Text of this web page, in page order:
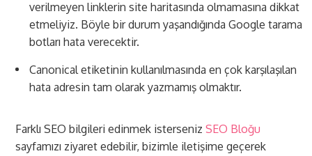
verilmeyen linklerin site haritasında olmamasına dikkat
etmeliyiz. Böyle bir durum yaşandığında Google tarama
botları hata verecektir.
Canonical etiketinin kullanılmasında en çok karşılaşılan
hata adresin tam olarak yazmamış olmaktır.
Farklı SEO bilgileri edinmek istersenizSEO Bloğu
sayfamızı ziyaret edebilir, bizimle iletişime geçerek